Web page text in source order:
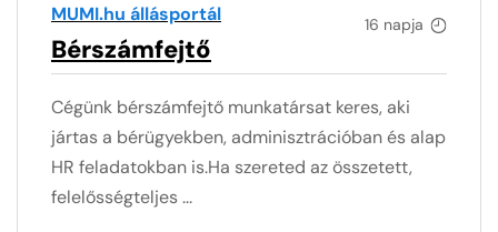
16 napja
MUMI.hu állásportál
Bérszámfejtő
Cégünk bérszámfejtő munkatársat keres, aki
jártas a bérügyekben, adminisztrációban és alap
HR feladatokban is.Ha szereted az összetett,
felelősségteljes ...